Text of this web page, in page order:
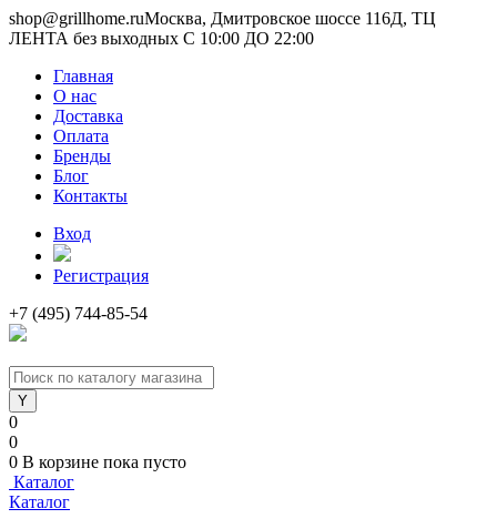
shop@grillhome.ruМосква, Дмитровское шоссе 116Д, ТЦ
ЛЕНТА без выходных С 10:00 ДО 22:00
Главная
О нас
Доставка
Оплата
Бренды
Блог
Контакты
Вход
Регистрация
+7 (495) 744-85-54
0
0
0 В корзине пока пусто
Каталог
Каталог